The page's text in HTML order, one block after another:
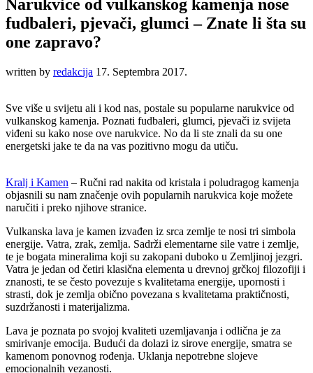
Narukvice od vulkanskog kamenja nose
fudbaleri, pjevači, glumci – Znate li šta su
one zapravo?
written by redakcija 17. Septembra 2017.
Sve više u svijetu ali i kod nas, postale su popularne narukvice od
vulkanskog kamenja. Poznati fudbaleri, glumci, pjevači iz svijeta
viđeni su kako nose ove narukvice. No da li ste znali da su one
energetski jake te da na vas pozitivno mogu da utiču.
Kralj i Kamen – Ručni rad nakita od kristala i poludragog kamenja
objasnili su nam značenje ovih popularnih narukvica koje možete
naručiti i preko njihove stranice.
Vulkanska lava je kamen izvađen iz srca zemlje te nosi tri simbola
energije. Vatra, zrak, zemlja. Sadrži elementarne sile vatre i zemlje,
te je bogata mineralima koji su zakopani duboko u Zemljinoj jezgri.
Vatra je jedan od četiri klasična elementa u drevnoj grčkoj filozofiji i
znanosti, te se često povezuje s kvalitetama energije, upornosti i
strasti, dok je zemlja obično povezana s kvalitetama praktičnosti,
suzdržanosti i materijalizma.
Lava je poznata po svojoj kvaliteti uzemljavanja i odlična je za
smirivanje emocija. Budući da dolazi iz sirove energije, smatra se
kamenom ponovnog rođenja. Uklanja nepotrebne slojeve
emocionalnih vezanosti.